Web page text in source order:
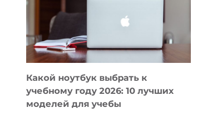
СОЗДАВАТЬ
БЕЗ
СЛОЖНОГО
КОДА
Какой ноутбук выбрать к
учебному году 2026: 10 лучших
моделей для учебы